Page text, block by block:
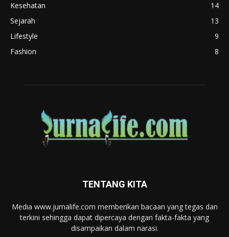
Kesehatan
14
Sejarah
13
Lifestyle
9
Fashion
8
TENTANG KITA
Media www.jurnalife.com memberikan bacaan yang tegas dan
terkini sehingga dapat dipercaya dengan fakta-fakta yang
disampaikan dalam narasi.